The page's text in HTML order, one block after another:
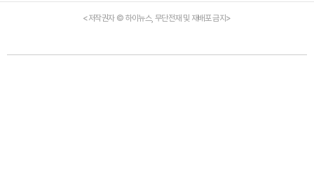
<저작권자 © 하이뉴스, 무단전재 및 재배포 금지>